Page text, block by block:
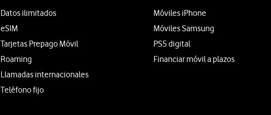
Datos ilimitados
eSIM
Tarjetas Prepago Móvil
Roaming
Llamadas internacionales
Teléfono fijo
Móviles iPhone
Móviles Samsung
PS5 digital
Financiar móvil a plazos